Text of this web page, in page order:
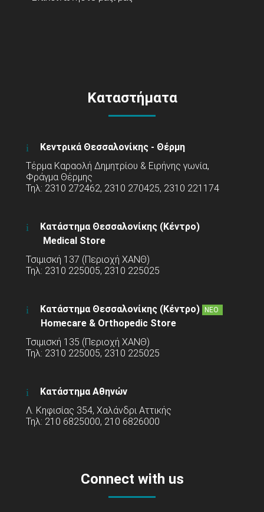
Καταστήματα
Κεντρικά Θεσσαλονίκης - Θέρμη
Τέρμα Καραολή Δημητρίου & Ειρήνης γωνία,
Φράγμα Θέρμης
Τηλ: 2310 272462, 2310 270425, 2310 221174
Κατάστημα Θεσσαλονίκης (Κέντρο)
Medical Store
Τσιμισκή 137 (Περιοχή ΧΑΝΘ)
Τηλ: 2310 225005, 2310 225025
Κατάστημα Θεσσαλονίκης (Κέντρο) ΝΕΟ
Homecare & Orthopedic Store
Τσιμισκή 135 (Περιοχή ΧΑΝΘ)
Τηλ: 2310 225005, 2310 225025
Κατάστημα Αθηνών
Λ. Κηφισίας 354, Χαλάνδρι Αττικής
Τηλ: 210 6825000, 210 6826000
Connect with us